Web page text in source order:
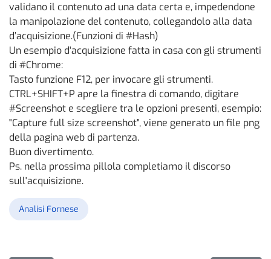
validano il contenuto ad una data certa e, impedendone
la manipolazione del contenuto, collegandolo alla data
d’acquisizione.(Funzioni di #Hash)
Un esempio d'acquisizione fatta in casa con gli strumenti
di #Chrome:
Tasto funzione F12, per invocare gli strumenti.
CTRL+SHIFT+P apre la finestra di comando, digitare
#Screenshot e scegliere tra le opzioni presenti, esempio:
"Capture full size screenshot", viene generato un file png
della pagina web di partenza.
Buon divertimento.
Ps. nella prossima pillola completiamo il discorso
sull'acquisizione.
Analisi Fornese